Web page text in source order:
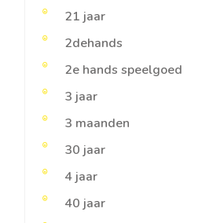
21 jaar
2dehands
2e hands speelgoed
3 jaar
3 maanden
30 jaar
4 jaar
40 jaar